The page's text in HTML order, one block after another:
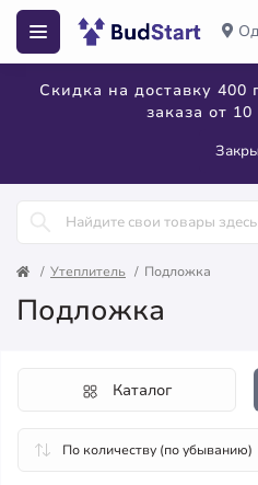
Скидка на доставку
заказа от 10
Утеплитель Подложка
Подложка
Каталог